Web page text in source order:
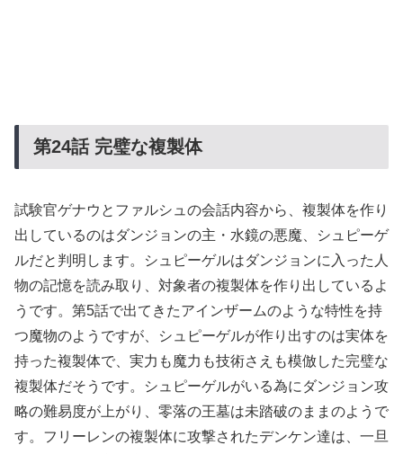
第24話 完璧な複製体
試験官ゲナウとファルシュの会話内容から、複製体を作り
出しているのはダンジョンの主・水鏡の悪魔、シュピーゲ
ルだと判明します。シュピーゲルはダンジョンに入った人
物の記憶を読み取り、対象者の複製体を作り出しているよ
うです。第5話で出てきたアインザームのような特性を持
つ魔物のようですが、シュピーゲルが作り出すのは実体を
持った複製体で、実力も魔力も技術さえも模倣した完璧な
複製体だそうです。シュピーゲルがいる為にダンジョン攻
略の難易度が上がり、零落の王墓は未踏破のままのようで
す。フリーレンの複製体に攻撃されたデンケン達は、一旦